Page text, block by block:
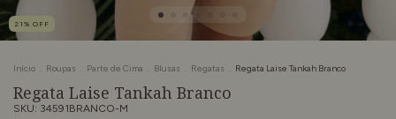
21 % OFF
Início Roupas Parte de Cima Blusas Regatas Regata Laise Tankah Branco
Regata Laise Tankah Branco
SKU: 34591BRANCO-M